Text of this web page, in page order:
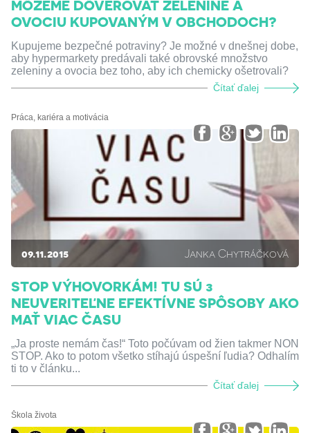
MÔŽEME DÔVEROVAŤ ZELENINE A
OVOCIU KUPOVANÝM V OBCHODOCH?
Kupujeme bezpečné potraviny? Je možné v dnešnej dobe,
aby hypermarkety predávali také obrovské množstvo
zeleniny a ovocia bez toho, aby ich chemicky ošetrovali?
Čítať ďalej
Práca, kariéra a motivácia
09.11.2015 Janka Chytráčková
STOP VÝHOVORKÁM! TU SÚ 3
NEUVERITEĽNE EFEKTÍVNE SPÔSOBY AKO
MAŤ VIAC ČASU
„Ja proste nemám čas!“ Toto počúvam od žien takmer NON
STOP. Ako to potom všetko stíhajú úspešní ľudia? Odhalím
ti to v článku...
Čítať ďalej
Škola života